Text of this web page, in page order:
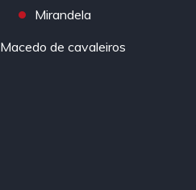
Mirandela
Macedo de cavaleiros